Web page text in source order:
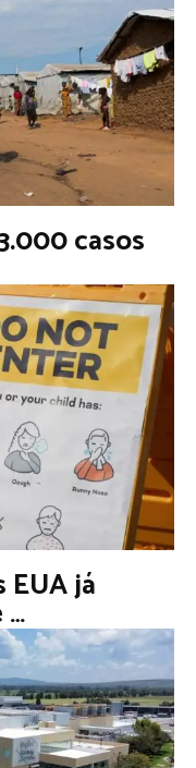
casos
EUA já
…